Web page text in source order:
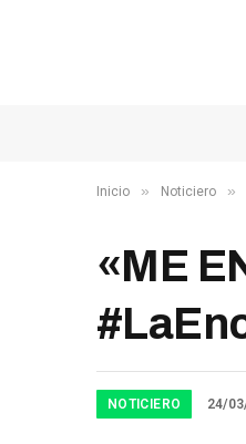
Inicio » Noticiero »
«ME
NOTICIERO 24/